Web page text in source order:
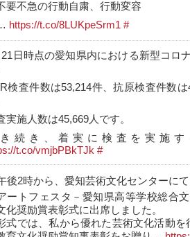
要不急の行動自粛、行動変容
https://t.co/8LUKpeSrm1 #
日時点の愛知県内における新型コロ
検査件数は53,214件、抗原検査件数
実施人数は45,669人です。
続き、着実に検査を実施
t.co/vmjbPBkTJk #
後2時から、愛知芸術文化センターに
ートフェスタ－愛知県高等学校総合
化奨励賞表彰式に出席しました。
式では、私から優れた芸術文化活動を